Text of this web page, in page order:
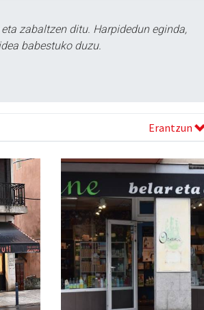
zabaltzen ditu. Harpidedun eginda,
babestuko duzu.
Erantzun